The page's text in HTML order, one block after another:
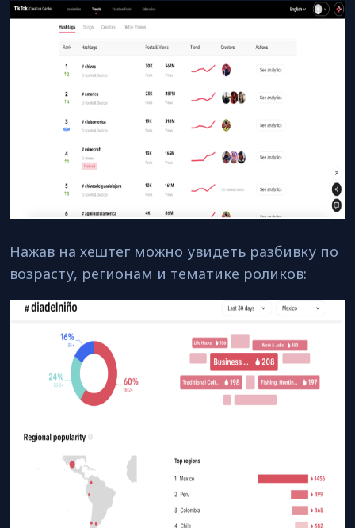
Нажав на хештег можно увидеть разбивку по
возрасту, регионам и тематике роликов: